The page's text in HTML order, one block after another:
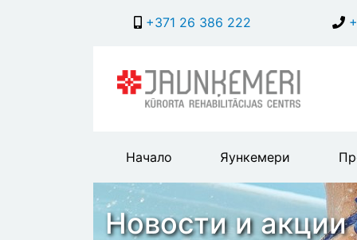
+371 26 386 222
Main
header
menu
Начало Яункемери
Новости и акции